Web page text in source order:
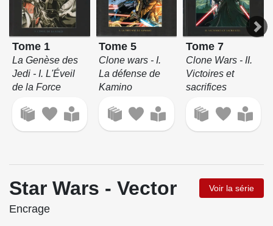
Tome 1
La Genèse des
Jedi - I. L'Éveil
de la Force
Tome 5
Clone wars - I.
La défense de
Kamino
Tome 7
Clone Wars - II.
Victoires et
sacrifices
Star Wars - Vector Voir la série
Encrage